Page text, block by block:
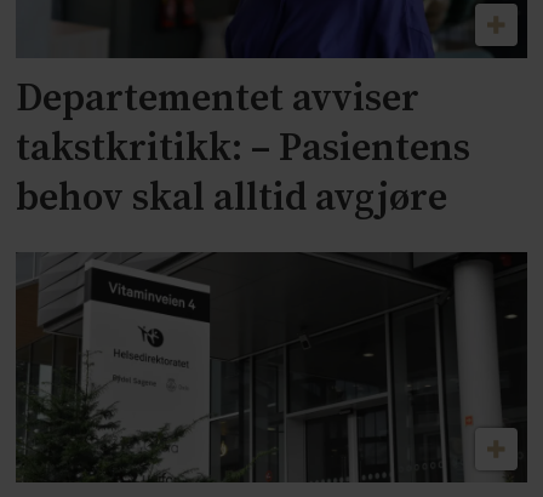
Departementet avviser
takstkritikk: – Pasientens
behov skal alltid avgjøre